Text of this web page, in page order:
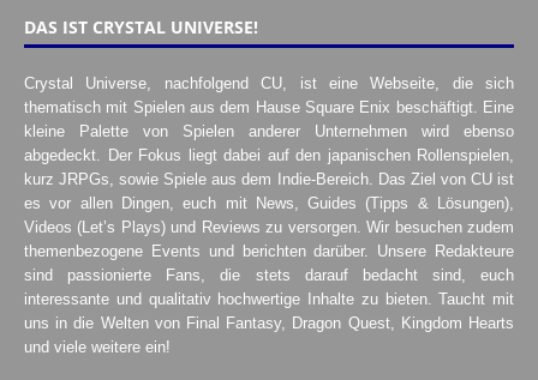
DAS IST CRYSTAL UNIVERSE!
Crystal Universe, nachfolgend CU, ist eine Webseite, die sich
thematisch mit Spielen aus dem Hause Square Enix beschäftigt. Eine
kleine Palette von Spielen anderer Unternehmen wird ebenso
abgedeckt. Der Fokus liegt dabei auf den japanischen Rollenspielen,
kurz JRPGs, sowie Spiele aus dem Indie-Bereich. Das Ziel von CU ist
es vor allen Dingen, euch mit News, Guides (Tipps & Lösungen),
Videos (Let’s Plays) und Reviews zu versorgen. Wir besuchen zudem
themenbezogene Events und berichten darüber. Unsere Redakteure
sind passionierte Fans, die stets darauf bedacht sind, euch
interessante und qualitativ hochwertige Inhalte zu bieten. Taucht mit
uns in die Welten von Final Fantasy, Dragon Quest, Kingdom Hearts
und viele weitere ein!